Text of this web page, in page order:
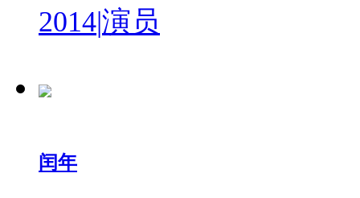
2014|演员
闰年